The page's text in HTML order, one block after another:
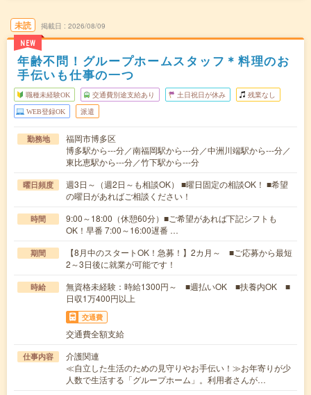
未読
NEW
掲載日 2026/08/09
年齢不問！グループホームスタッフ＊料理のお
手伝いも仕事の一つ
職種未経験OK 交通費別途支給あり 土日祝日が休み 残業なし
WEB登録OK 派遣
勤務地
福岡市博多区
博多駅から---分／南福岡駅から---分／中洲川端駅から---分／
東比恵駅から---分／竹下駅から---分
曜日頻度
週3日～（週2日～も相談OK） ■曜日固定の相談OK！ ■希望
の曜日があればご相談ください！
時間
9:00～18:00（休憩60分）■ご希望があれば下記シフトも
OK！早番 7:00～16:00遅番 …
期間
【8月中のスタートOK！急募！】2カ月～ ■ご応募から最短
2～3日後に就業が可能です！
時給
無資格未経験：時給1300円～ ■週払いOK ■扶養内OK ■
日収1万400円以上
交通費
交通費全額支給
仕事内容
介護関連
≪自立した生活のための見守りやお手伝い！≫お年寄りが少
人数で生活する「グループホーム」。利用者さんが…